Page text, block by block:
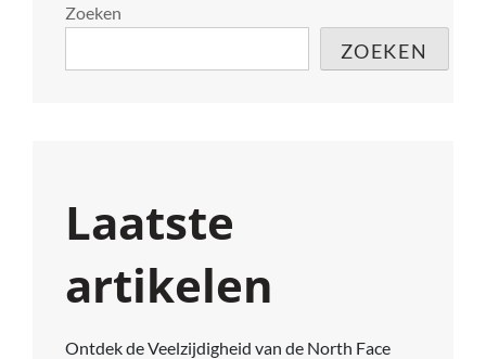
Zoeken
ZOEKEN
Laatste
artikelen
Ontdek de Veelzijdigheid van de North Face